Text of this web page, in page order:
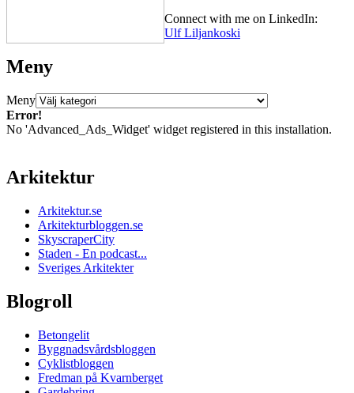
Connect with me on LinkedIn:
Ulf Liljankoski
Meny
Meny
Error!
No 'Advanced_Ads_Widget' widget registered in this installation.
Arkitektur
Arkitektur.se
Arkitekturbloggen.se
SkyscraperCity
Staden - En podcast...
Sveriges Arkitekter
Blogroll
Betongelit
Byggnadsvårdsbloggen
Cyklistbloggen
Fredman på Kvarnberget